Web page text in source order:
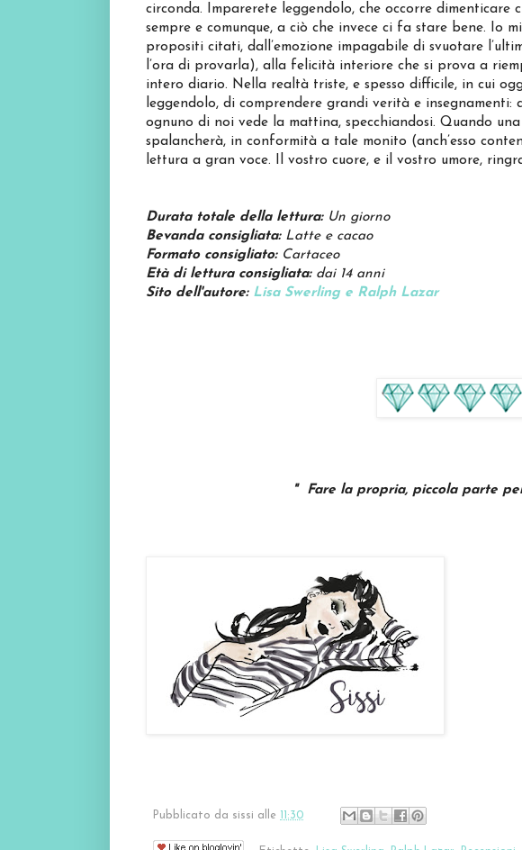
circonda. Imparerete leggendolo, che occorre dimenticare
sempre e comunque, a ciò che invece ci fa stare bene. Io
propositi citati, dall’emozione impagabile di svuotare
l’ora di provarla), alla felicità interiore che si prova a
intero diario. Nella realtà triste, e spesso difficile, in cui
leggendolo, di comprendere grandi verità e insegnamenti:
ognuno di noi vede la mattina, specchiandosi. Quando
spalancherà, in conformità a tale monito (anch’esso
lettura a gran voce. Il vostro cuore, e il vostro umore,
Durata totale della lettura:Un giorno
Bevanda consigliata: Latte e cacao
Formato consigliato: Cartaceo
Età di lettura consigliata:dai 14 anni
Sito dell'autore: Lisa Swerling e Ralph Lazar
" Fare la propria, piccola parte
Pubblicato da sissi alle 11:30